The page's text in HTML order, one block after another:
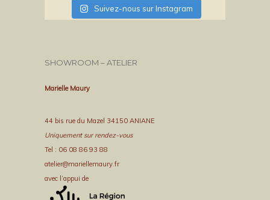
Suivez-nous sur Instagram
SHOWROOM – ATELIER
Marielle Maury
44 bis rue du Mazel 34150 ANIANE
Uniquement sur rendez-vous
Tel : 06 08 86 93 88
atelier@mariellemaury.fr
avec l’appui de